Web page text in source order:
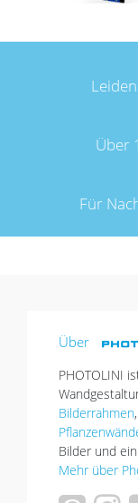
Über
Für
Über
PHOTOLINI
Bilderrahmen,
Bilder und
Mehr über